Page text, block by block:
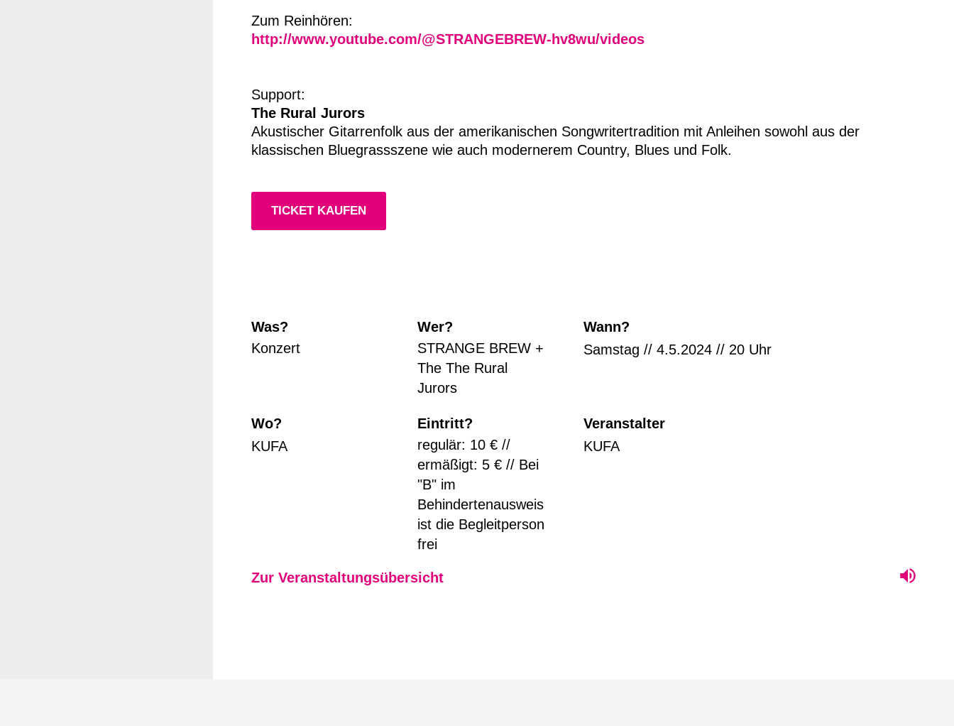
Zum Reinhören:
http://www.youtube.com/@STRANGEBREW-hv8wu/videos
Support:
The Rural Jurors
Akustischer Gitarrenfolk aus der amerikanischen Songwritertradition mit Anleihen sowohl aus der
klassischen Bluegrassszene wie auch modernerem Country, Blues und Folk.
TICKET KAUFEN
Was?
Konzert
Wer?
STRANGE BREW +
The The Rural
Jurors
Wann?
Samstag // 4.5.2024 // 20 Uhr
Wo?
KUFA
Eintritt?
regulär: 10 € //
ermäßigt: 5 € // Bei
"B" im
Behindertenausweis
ist die Begleitperson
frei
Veranstalter
KUFA
Zur Veranstaltungsübersicht